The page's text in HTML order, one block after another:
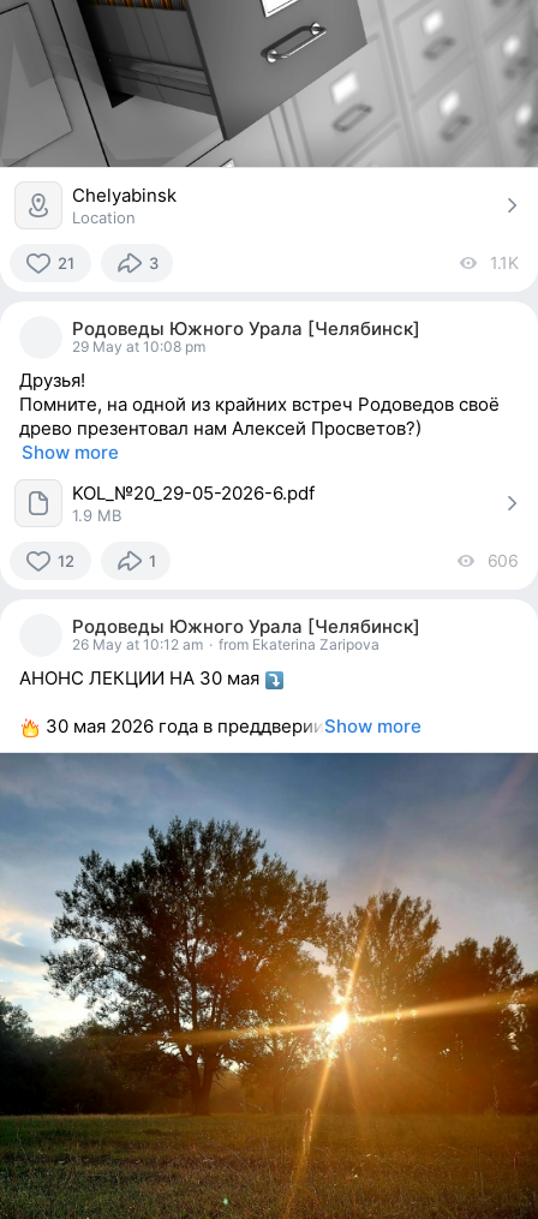
Chelyabinsk
Location
21 3 1.1K
Родоведы Южного Урала [Челябинск]
29 May at 10:08 pm
Друзья!
Помните, на одной из крайних встреч Родоведов своё
древо презентовал нам Алексей Просветов?)
Show more
KOL_№20_29-05-2026-6.pdf
1.9 MB
12 1 606
Родоведы Южного Урала [Челябинск]
26 May at 10:12 am · from Ekaterina Zaripova
АНОНС ЛЕКЦИИ НА 30 мая
30 мая 2026 года в преддверииShow more